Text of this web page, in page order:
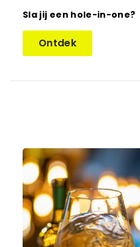
Sla jij een hole-in-one?
Ontdek